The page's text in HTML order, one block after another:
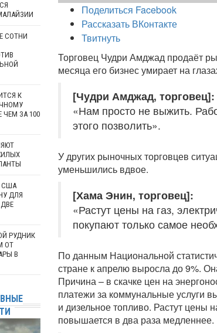
Поделиться Facebook
Рассказать ВКонтакте
Твитнуть
Торговец Чудри Амджад продаёт
месяца его бизнес умирает на
[Чудри Амджад, торговец]:
«Нам просто не выжить.
этого позволить».
У других рыночных торговцев
уменьшились вдвое.
[Хама Энин, торговец]:
«Растут цены на газ,
покупают только самое
По данным Национальной
стране к апрелю выросла до 9%.
Причина – в скачке цен на
платежи за коммунальные услуги
и дизельное топливо. Растут цены
повышается в два раза медленнее.
СОТНИ
К
ЧЕМ ЗА 100
США
ДЛЯ
РУДНИК
ОТ
В